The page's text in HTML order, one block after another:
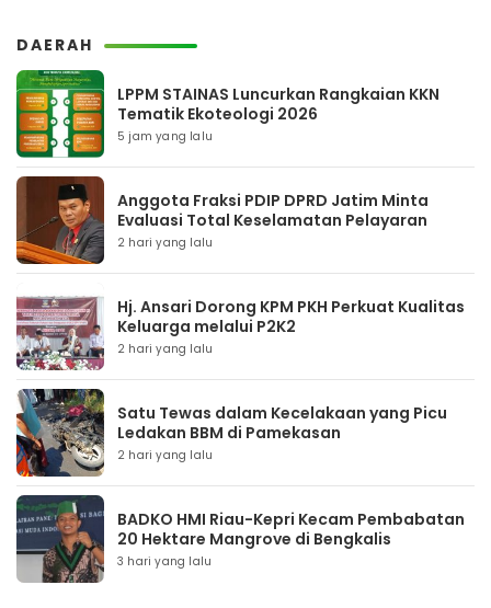
DAERAH
LPPM STAINAS Luncurkan Rangkaian KKN
Tematik Ekoteologi 2026
5 jam yang lalu
Anggota Fraksi PDIP DPRD Jatim Minta
Evaluasi Total Keselamatan Pelayaran
2 hari yang lalu
Hj. Ansari Dorong KPM PKH Perkuat Kualitas
Keluarga melalui P2K2
2 hari yang lalu
Satu Tewas dalam Kecelakaan yang Picu
Ledakan BBM di Pamekasan
2 hari yang lalu
BADKO HMI Riau-Kepri Kecam Pembabatan
20 Hektare Mangrove di Bengkalis
3 hari yang lalu